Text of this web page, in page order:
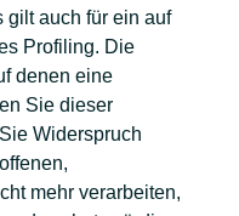
gilt auch für ein auf
Profiling. Die
denen eine
Sie dieser
Widerspruch
mehr verarbeiten,